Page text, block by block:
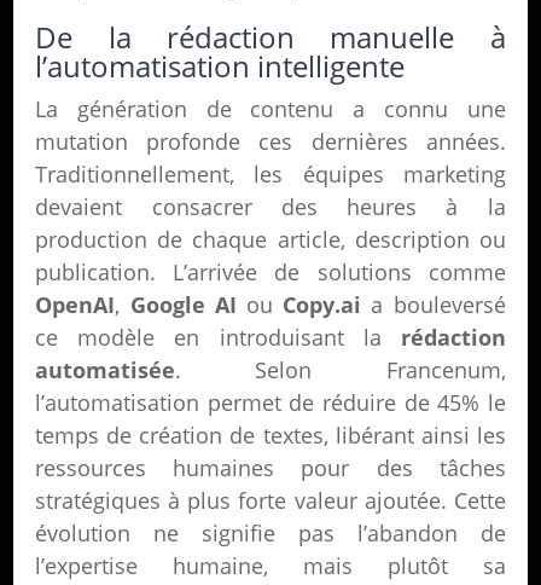
De la rédaction manuelle à
l’automatisation intelligente
La génération de contenu a connu une
mutation profonde ces dernières années.
Traditionnellement, les équipes marketing
devaient consacrer des heures à la
production de chaque article, description ou
publication. L’arrivée de solutions comme
OpenAI, Google AI ou Copy.ai a bouleversé
ce modèle en introduisant la rédaction
automatisée. Selon Francenum,
l’automatisation permet de réduire de 45% le
temps de création de textes, libérant ainsi les
ressources humaines pour des tâches
stratégiques à plus forte valeur ajoutée. Cette
évolution ne signifie pas l’abandon de
l’expertise humaine, mais plutôt sa